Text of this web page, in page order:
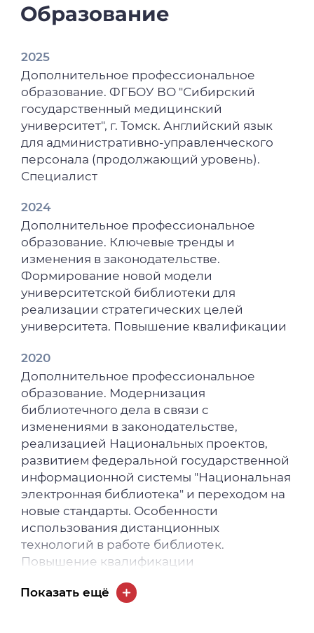
Образование
2025
Дополнительное профессиональное
образование. ФГБОУ ВО "Сибирский
государственный медицинский
университет", г. Томск. Английский язык
для административно-управленческого
персонала (продолжающий уровень).
Специалист
2024
Дополнительное профессиональное
образование. Ключевые тренды и
изменения в законодательстве.
Формирование новой модели
университетской библиотеки для
реализации стратегических целей
университета. Повышение квалификации
2020
Дополнительное профессиональное
образование. Модернизация
библиотечного дела в связи с
изменениями в законодательстве,
реализацией Национальных проектов,
развитием федеральной государственной
информационной системы "Национальная
электронная библиотека" и переходом на
новые стандарты. Особенности
использования дистанционных
технологий в работе библиотек.
Повышение квалификации
2018
Показать ещё